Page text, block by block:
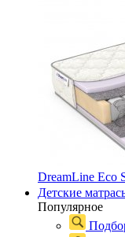
DreamLine Eco
Детские
Популярное